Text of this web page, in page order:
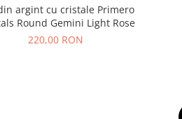
argint cu cristale Primero
Round Gemini Light Rose
220,00 RON